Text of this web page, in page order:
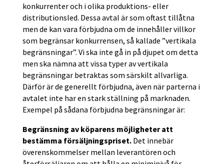
konkurrenter och i olika produktions- eller
distributionsled. Dessa avtal är som oftast tillåtna
men de kan vara förbjudna om de innehåller villkor
som begränsar konkurrensen, så kallade ”vertikala
begränsningar”. Vi ska inte gå in på djupet om detta
men ska nämna att vissa typer av vertikala
begränsningar betraktas som särskilt allvarliga.
Därför är de generellt förbjudna, även när parterna i
avtalet inte har en stark ställning på marknaden.
Exempel på sådana förbjudna begränsningar är:
Begränsning av köparens möjligheter att
bestämma försäljningspriset.Det innebär
överenskommelser mellan leverantören och